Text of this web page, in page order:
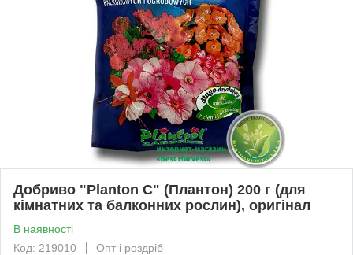
Добриво "Planton C" (Плантон) 200 г (для
кімнатних та балконних рослин), оригінал
В наявності
Код: 219010
Опт і роздріб